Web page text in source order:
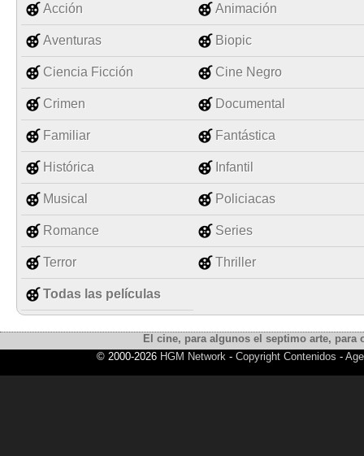
Acción Animación
Aventuras Biopic
Ciencia Ficción Cine Negro
Crimen Documental
Familiar Fantástica
Histórica Infantil
Musical Policiacas
Romance Series
Terror Thriller
Todas las películas
El cine, para algunos el septimo arte,
© 2000-2026 HGM Network- Copyright Contenidos -